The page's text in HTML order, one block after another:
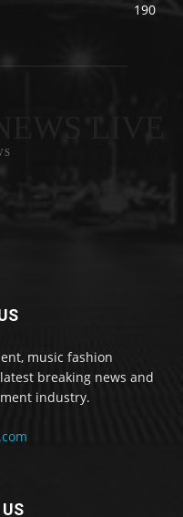
190
music fashion
breaking news and
industry.